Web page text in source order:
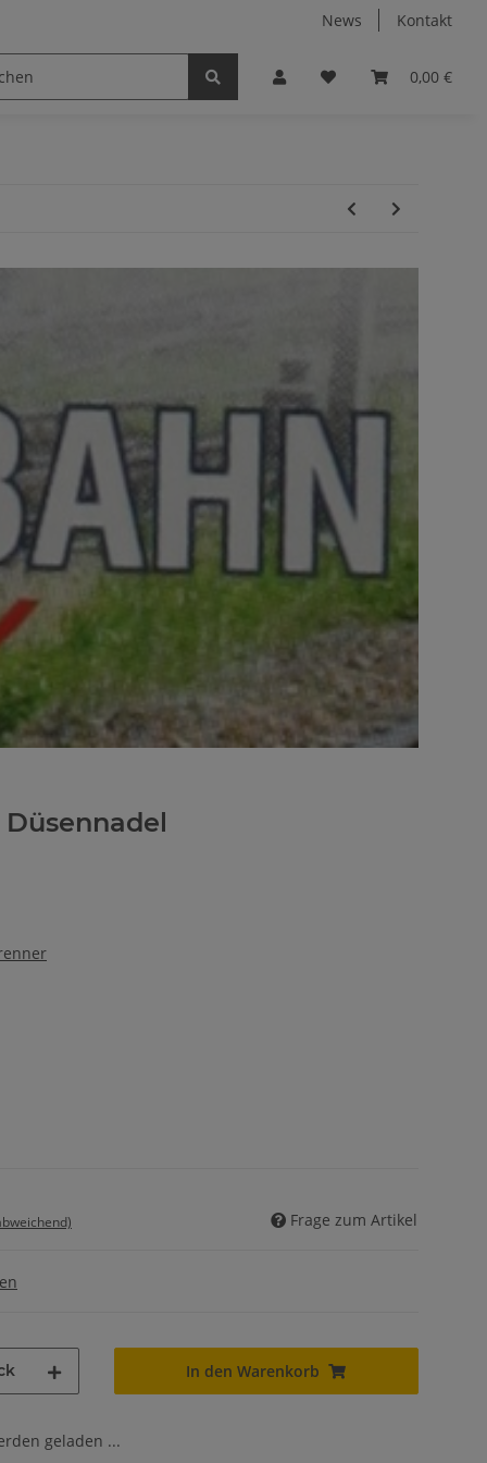
News Kontakt
0,00 €
Düsennadel
Frage zum Artikel
In den Warenkorb
geladen ...